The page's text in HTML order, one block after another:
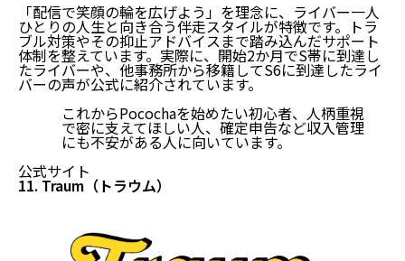
「配信で笑顔の輪を広げよう」を理念に、 ライバー一人
ひとりの人生と向き合う伴走スタイルが特徴です。トラ
ブル対策やその抑止アドバイスまで踏み込んだサポート
体制を整えています。実際に、開始2か月でS帯に到達し
たライバーや、他事務所から移籍してS6に到達したライ
バーの声が公式に紹介されています。
これからPocochaを始めたい初心者、人柄重視
で密に支えてほしい人、確定申告など収入管理
にも不安がある人に向いています。
公式サイト
11. Traum（トラウム）